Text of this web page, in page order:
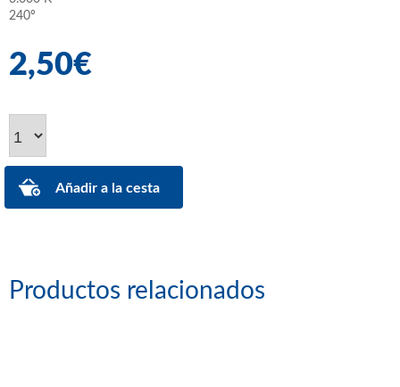
240º
2,50€
Productos relacionados